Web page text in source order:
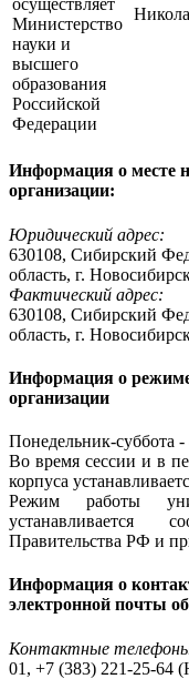
осуществляет
Министерство
науки и
высшего
образования
Российской
Федерации
Информация о месте
организации:
Юридический адрес:
630108, Сибирский
область, г.
Фактический адрес:
630108, Сибирский
область, г.
Информация о
организации
Понедельник-​​суббота​ -
Во время сессии и в
корпуса
Режим работы
устанавливается
Правительства РФ и
Информация о
электронной почты
Контактные
01, +7 (383) 221-25-64